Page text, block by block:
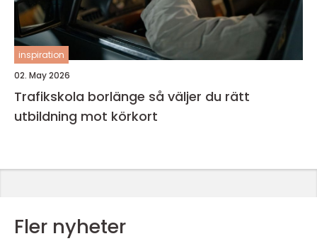
inspiration
02. May 2026
Trafikskola borlänge så väljer du rätt
utbildning mot körkort
Fler nyheter